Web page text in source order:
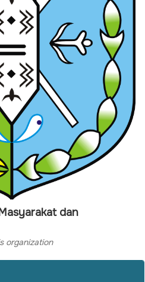
dan
organization